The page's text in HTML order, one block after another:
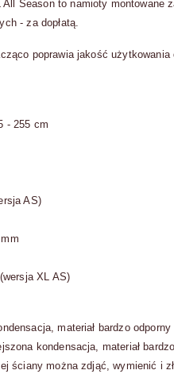
Season to namioty
- za dopłatą.
poprawia jakość
- 255 cm
AS)
XL AS)
materiał bardzo
kondensacja, materiał
ściany można zdjąć, wymienić i